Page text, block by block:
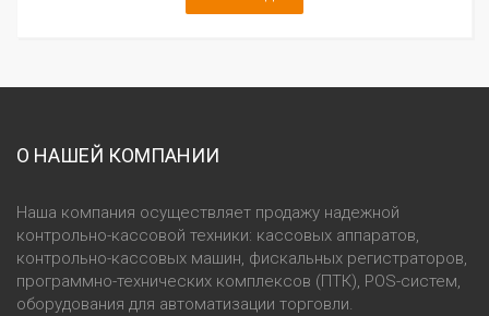
О НАШЕЙ КОМПАНИИ
Наша компания оcуществляет продажу надежной
контрольно-кассовой техники: кассовых аппаратов,
контрольно-кассовых машин, фискальных регистраторов,
программно-технических комплексов (ПТК), POS-систем,
оборудования для автоматизации торговли.